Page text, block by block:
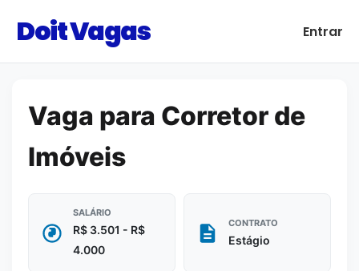
Doit Vagas Entrar
Vaga para Corretor de
Imóveis
SALÁRIO
R$ 3.501 - R$
4.000
CONTRATO
Estágio